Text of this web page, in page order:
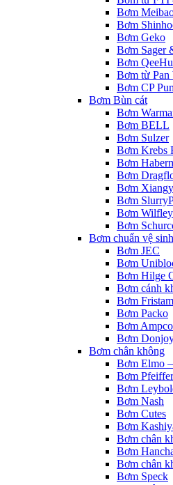
Bơm
Bơm
Bơm Geko
Bơm Sager
Bơm
Bơm từ Pan
Bơm CP
Bơm Bùn cát
Bơm
Bơm BELL
Bơm Sulzer
Bơm Krebs
Bơm
Bơm
Bơm
Bơm
Bơm Wilfley
Bơm
Bơm chuẩn vệ
Bơm JEC
Bơm
Bơm Hilge
Bơm cánh
Bơm Fristam
Bơm Packo
Bơm Ampco
Bơm
Bơm chân không
Bơm Elmo
Bơm Pfeiffer
Bơm
Bơm Nash
Bơm Cutes
Bơm
Bơm chân
Bơm
Bơm chân
Bơm Speck